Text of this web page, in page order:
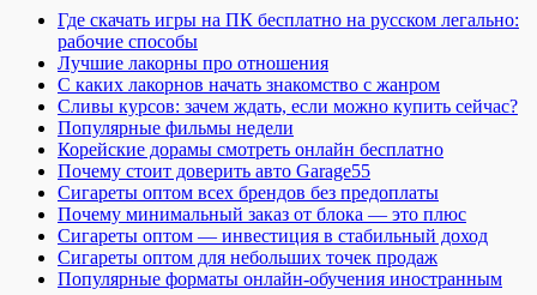
Где скачать игры на ПК бесплатно на русском легально:
рабочие способы
Лучшие лакорны про отношения
С каких лакорнов начать знакомство с жанром
Сливы курсов: зачем ждать, если можно купить сейчас?
Популярные фильмы недели
Корейские дорамы смотреть онлайн бесплатно
Почему стоит доверить авто Garage55
Сигареты оптом всех брендов без предоплаты
Почему минимальный заказ от блока — это плюс
Сигареты оптом — инвестиция в стабильный доход
Сигареты оптом для небольших точек продаж
Популярные форматы онлайн-обучения иностранным